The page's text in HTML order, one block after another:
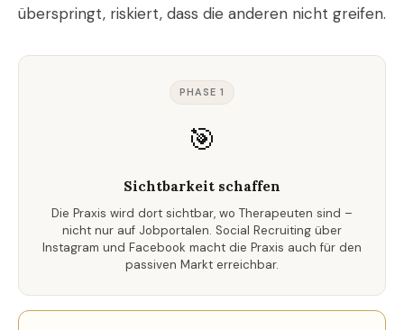
überspringt, riskiert, dass die anderen nicht greifen.
PHASE 1
🎯
Sichtbarkeit schaffen
Die Praxis wird dort sichtbar, wo Therapeuten sind –
nicht nur auf Jobportalen. Social Recruiting über
Instagram und Facebook macht die Praxis auch für den
passiven Markt erreichbar.